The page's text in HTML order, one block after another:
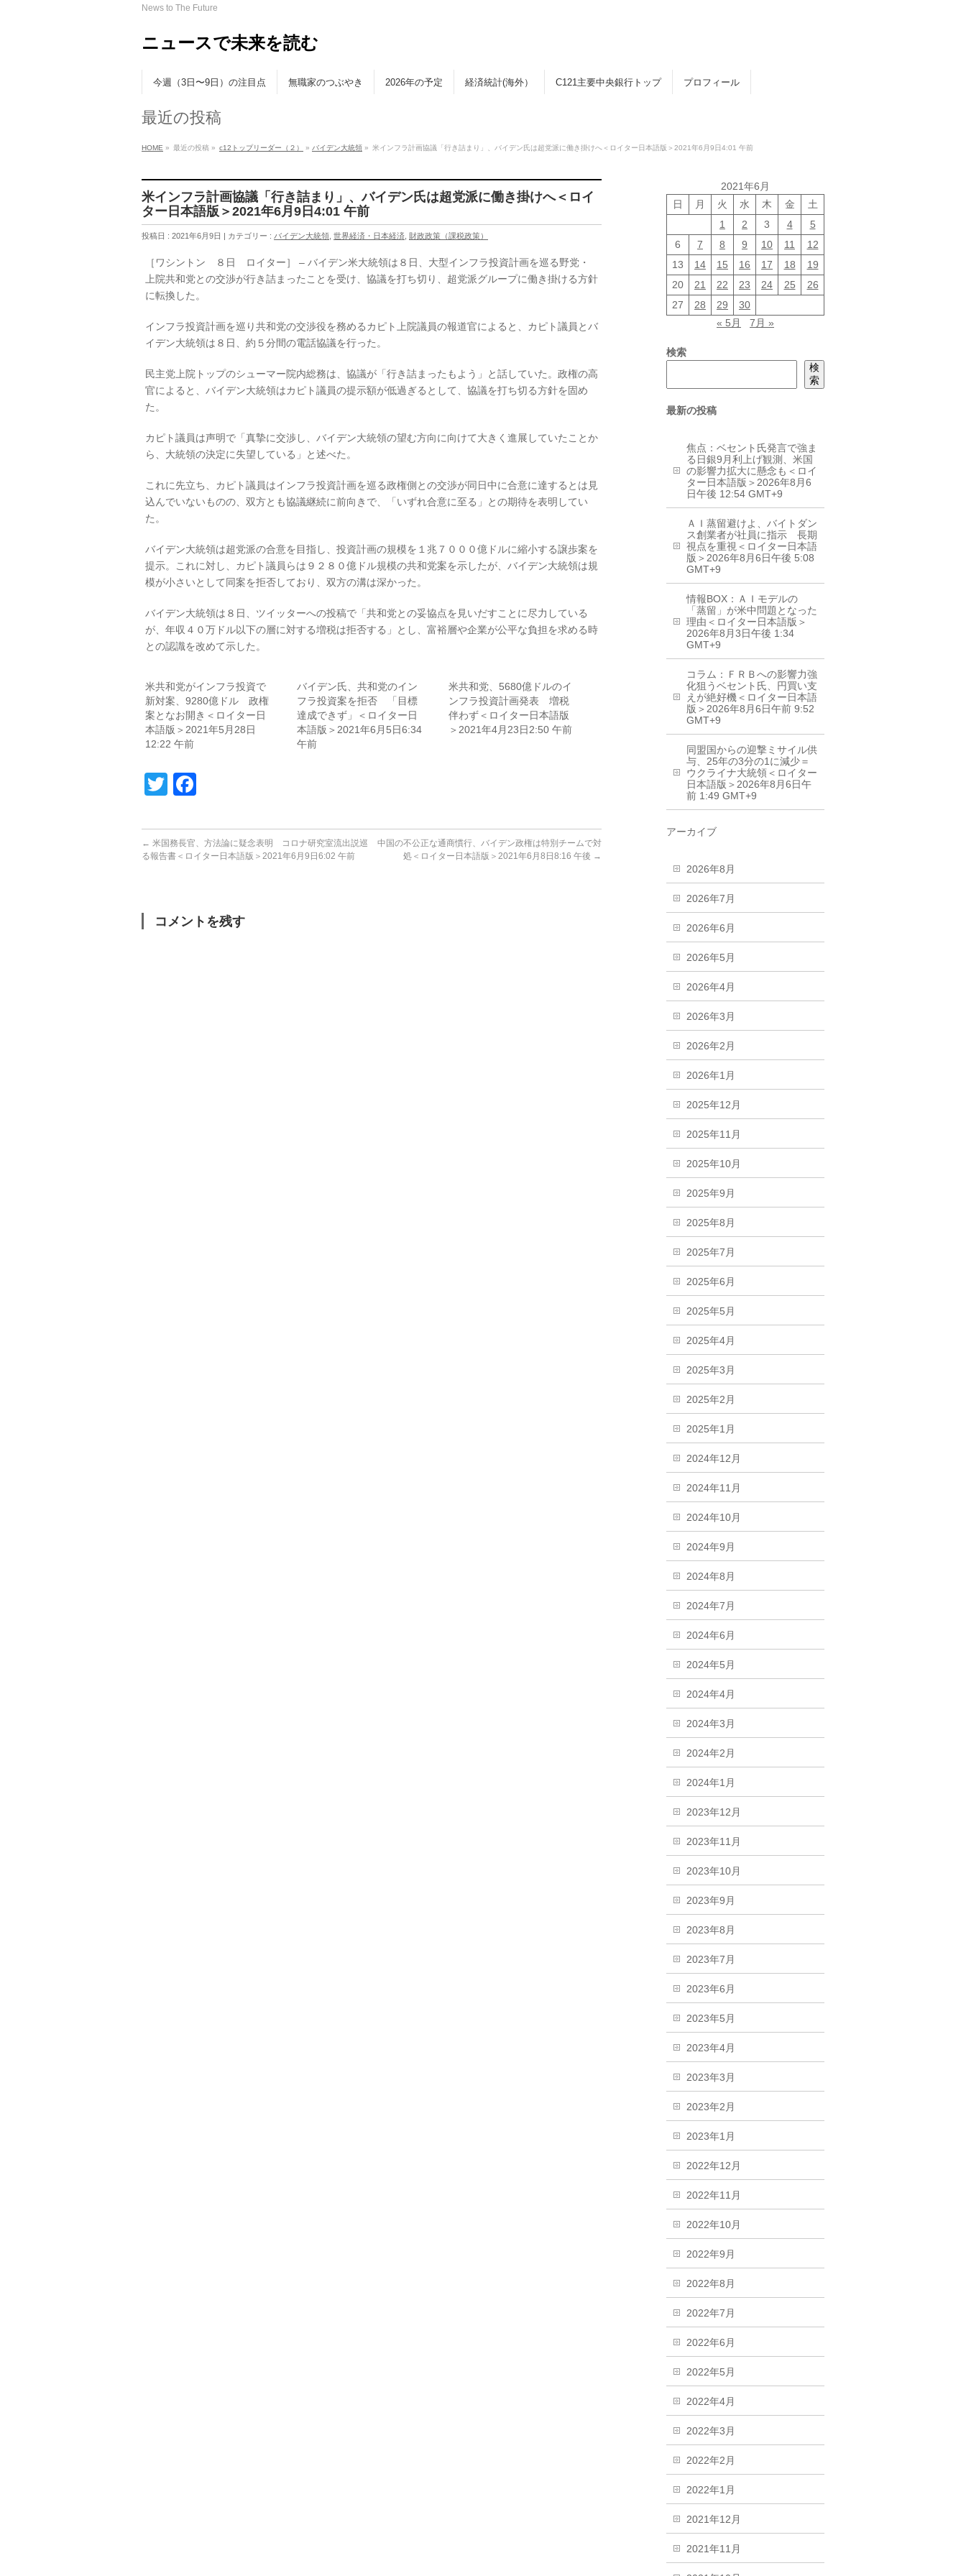
News to The Future
ニュースで未来を読む
今週（3日〜9日）の注目点 無職家のつぶやき 2026年の予定 経済統計(海外） C121主要中央銀行トップ プロフィール
最近の投稿
HOME » 最近の投稿 » c12トップリーダー（２） » バイデン大統領 » 米インフラ計画協議「行き詰まり」、バイデン氏は超党派に働き掛けへ＜ロイター日本語版＞2021年6月9日4:01 午前
米インフラ計画協議「行き詰まり」、バイデン氏は超党派に働き掛けへ＜ロイ
ター日本語版＞2021年6月9日4:01 午前
投稿日 : 2021年6月9日 | カテゴリー : バイデン大統領 世界経済・日本経済 財政政策（課税政策）
［ワシントン ８日 ロイター］ – バイデン米大統領は８日、大型インフラ投資計画を巡る野党・
上院共和党との交渉が行き詰まったことを受け、協議を打ち切り、超党派グループに働き掛ける方針
に転換した。
インフラ投資計画を巡り共和党の交渉役を務めるカピト上院議員の報道官によると、カピト議員とバ
イデン大統領は８日、約５分間の電話協議を行った。
民主党上院トップのシューマー院内総務は、協議が「行き詰まったもよう」と話していた。政権の高
官によると、バイデン大統領はカピト議員の提示額が低過ぎるとして、協議を打ち切る方針を固め
た。
カピト議員は声明で「真摯に交渉し、バイデン大統領の望む方向に向けて大きく進展していたことか
ら、大統領の決定に失望している」と述べた。
これに先立ち、カピト議員はインフラ投資計画を巡る政権側との交渉が同日中に合意に達するとは見
込んでいないものの、双方とも協議継続に前向きで、「いずれ合意に至る」との期待を表明してい
た。
バイデン大統領は超党派の合意を目指し、投資計画の規模を１兆７０００億ドルに縮小する譲歩案を
提示。これに対し、カピト議員らは９２８０億ドル規模の共和党案を示したが、バイデン大統領は規
模が小さいとして同案を拒否しており、双方の溝は深かった。
バイデン大統領は８日、ツイッターへの投稿で「共和党との妥協点を見いだすことに尽力している
が、年収４０万ドル以下の層に対する増税は拒否する」とし、富裕層や企業が公平な負担を求める時
との認識を改めて示した。
米共和党がインフラ投資で
新対案、9280億ドル 政権
案となお開き＜ロイター日
本語版＞2021年5月28日
12:22 午前
バイデン氏、共和党のイン
フラ投資案を拒否 「目標
達成できず」＜ロイター日
本語版＞2021年6月5日6:34
午前
米共和党、5680億ドルのイ
ンフラ投資計画発表 増税
伴わず＜ロイター日本語版
＞2021年4月23日2:50 午前
Twitter
← 米国務長官、方法論に疑念表明 コロナ研究室流出説巡
る報告書＜ロイター日本語版＞2021年6月9日6:02 午前
中国の不公正な通商慣行、バイデン政権は特別チームで対
処＜ロイター日本語版＞2021年6月8日8:16 午後 →
コメントを残す
2021年6月
日
月 火 水 木 金
土
1
2 3 4
5
6
7 8 9 10 11
12
13
14 15 16 17 18
19
20
21 22 23 24 25
26
27
28 29
30
« 5月
7月 »
検索
検
索
最新の投稿
焦点：ベセント氏発言で強ま
る日銀9月利上げ観測、米国
の影響力拡大に懸念も＜ロイ
ター日本語版＞2026年8月6
日午後 12:54 GMT+9
ＡＩ蒸留避けよ、バイトダン
ス創業者が社員に指示 長期
視点を重視＜ロイター日本語
版＞2026年8月6日午後 5:08
GMT+9
情報BOX：ＡＩモデルの
「蒸留」が米中問題となった
理由＜ロイター日本語版＞
2026年8月3日午後 1:34
GMT+9
コラム：ＦＲＢへの影響力強
化狙うベセント氏、円買い支
えが絶好機＜ロイター日本語
版＞2026年8月6日午前 9:52
GMT+9
同盟国からの迎撃ミサイル供
与、25年の3分の1に減少＝
ウクライナ大統領＜ロイター
日本語版＞2026年8月6日午
前 1:49 GMT+9
アーカイブ
2026年8月
2026年7月
2026年6月
2026年5月
2026年4月
2026年3月
2026年2月
2026年1月
2025年12月
2025年11月
2025年10月
2025年9月
2025年8月
2025年7月
2025年6月
2025年5月
2025年4月
2025年3月
2025年2月
2025年1月
2024年12月
2024年11月
2024年10月
2024年9月
2024年8月
2024年7月
2024年6月
2024年5月
2024年4月
2024年3月
2024年2月
2024年1月
2023年12月
2023年11月
2023年10月
2023年9月
2023年8月
2023年7月
2023年6月
2023年5月
2023年4月
2023年3月
2023年2月
2023年1月
2022年12月
2022年11月
2022年10月
2022年9月
2022年8月
2022年7月
2022年6月
2022年5月
2022年4月
2022年3月
2022年2月
2022年1月
2021年12月
2021年11月